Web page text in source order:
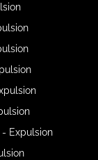
Expulsion